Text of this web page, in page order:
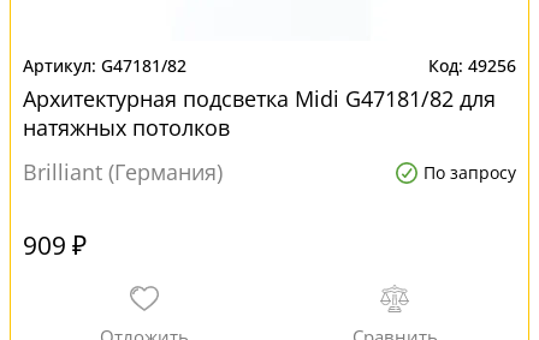
G47181/82 49256
Архитектурная подсветка Midi G47181/82 для
натяжных потолков
Brilliant (Германия)
По запросу
909 ₽